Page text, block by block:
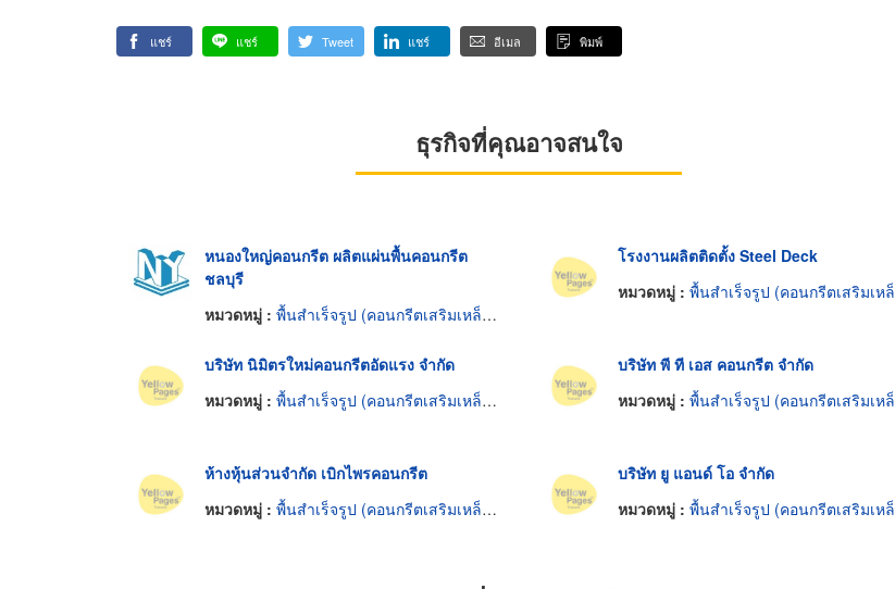
แชร์ แชร์ Tweet แชร์ อีเมล พิมพ์
ธุรกิจที่คุณอาจสนใจ
หนองใหญ่คอนกรีต ผลิตแผ่นพื้นคอนกรีต
ชลบุรี
หมวดหมู่ : พื้นสำเร็จรูป (คอนกรีตเสริมเหล็กและอัดแรง)
โรงงานผลิตติดตั้ง Steel Deck
หมวดหมู่ : พื้นสำเร็จรูป (คอนกรีตเสริมเหล็กและอัดแรง)
บริษัท นิมิตรใหม่คอนกรีตอัดแรง จำกัด
หมวดหมู่ : พื้นสำเร็จรูป (คอนกรีตเสริมเหล็กและอัดแรง)
บริษัท พี ที เอส คอนกรีต จำกัด
หมวดหมู่ : พื้นสำเร็จรูป (คอนกรีตเสริมเหล็กและอัดแรง)
ห้างหุ้นส่วนจำกัด เบิกไพรคอนกรีต
หมวดหมู่ : พื้นสำเร็จรูป (คอนกรีตเสริมเหล็กและอัดแรง)
บริษัท ยู แอนด์ โอ จำกัด
หมวดหมู่ : พื้นสำเร็จรูป (คอนกรีตเสริมเหล็กและอัดแรง)